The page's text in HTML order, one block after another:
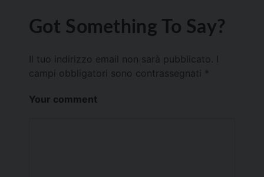
Got Something To Say?
Il tuo indirizzo email non sarà pubblicato.
campi obbligatori sono contrassegnati *
Your comment